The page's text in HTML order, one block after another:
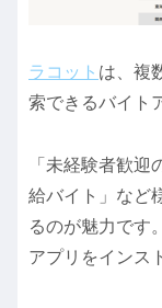
ラコット は、複
索できるバイト
「未経験者歓
給バイト」など
るのが魅力です
アプリをインス